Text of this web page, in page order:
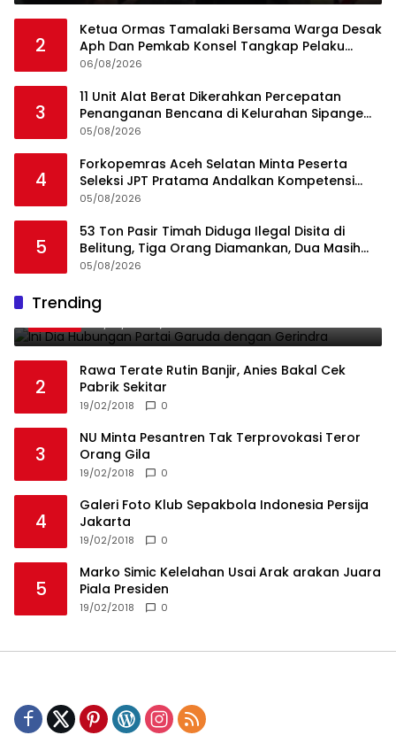
2
Ketua Ormas Tamalaki Bersama Warga Desak
Aph Dan Pemkab Konsel Tangkap Pelaku
Angkut Cangkang Sawit Overload, Truk PT KAP
06/08/2026
3
11 Unit Alat Berat Dikerahkan Percepatan
Penanganan Bencana di Kelurahan Sipange
Kecamatan Tukka
05/08/2026
4
Forkopemras Aceh Selatan Minta Peserta
Seleksi JPT Pratama Andalkan Kompetensi
dan Integritas, Bukan Kedekatan
05/08/2026
5
53 Ton Pasir Timah Diduga Ilegal Disita di
Belitung, Tiga Orang Diamankan, Dua Masih
Diburu
05/08/2026
Trending
1
Gerindra
19/02/2018 0
2
Rawa Terate Rutin Banjir, Anies Bakal Cek
Pabrik Sekitar
19/02/2018 0
3
NU Minta Pesantren Tak Terprovokasi Teror
Orang Gila
19/02/2018 0
4
Galeri Foto Klub Sepakbola Indonesia Persija
Jakarta
19/02/2018 0
5
Marko Simic Kelelahan Usai Arak arakan Juara
Piala Presiden
19/02/2018 0